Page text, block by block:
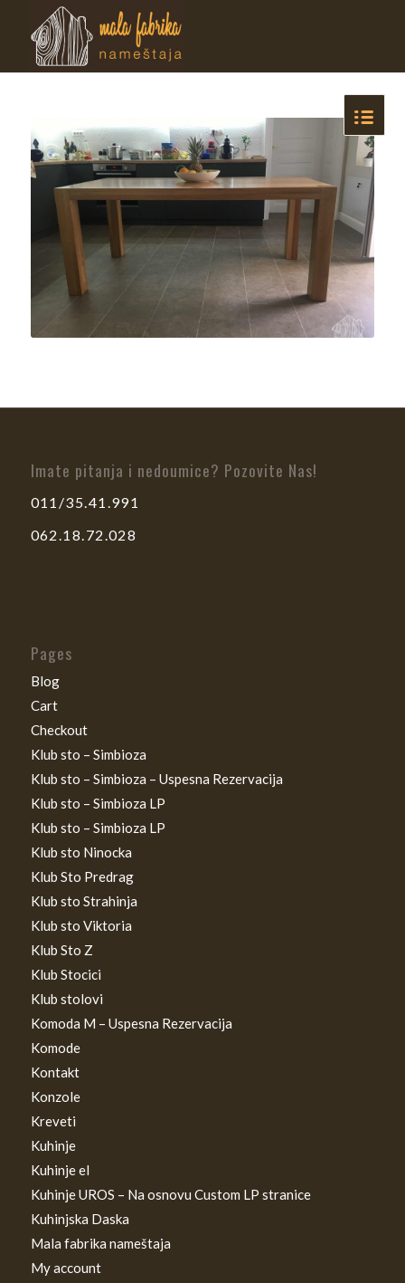
Imate pitanja i nedoumice? Pozovite Nas!
011/35.41.991
062.18.72.028
Pages
Blog
Cart
Checkout
Klub sto – Simbioza
Klub sto – Simbioza – Uspesna Rezervacija
Klub sto – Simbioza LP
Klub sto – Simbioza LP
Klub sto Ninocka
Klub Sto Predrag
Klub sto Strahinja
Klub sto Viktoria
Klub Sto Z
Klub Stocici
Klub stolovi
Komoda M – Uspesna Rezervacija
Komode
Kontakt
Konzole
Kreveti
Kuhinje
Kuhinje el
Kuhinje UROS – Na osnovu Custom LP stranice
Kuhinjska Daska
Mala fabrika nameštaja
My account